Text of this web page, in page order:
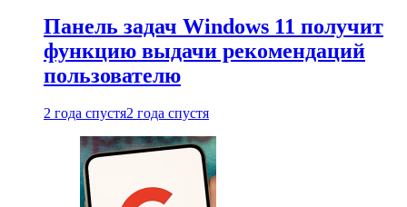
Панель задач Windows 11 получит
функцию выдачи рекомендаций
пользователю
2 года спустя2 года спустя